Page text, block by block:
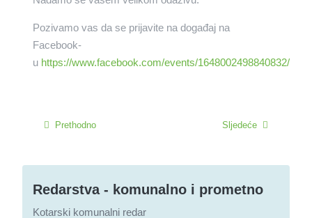
Pozivamo vas da se prijavite na događaj na
Facebook-
u https://www.facebook.com/events/1648002498840832/
Prethodno Sljedeće
Redarstva - komunalno i prometno
Kotarski komunalni redar